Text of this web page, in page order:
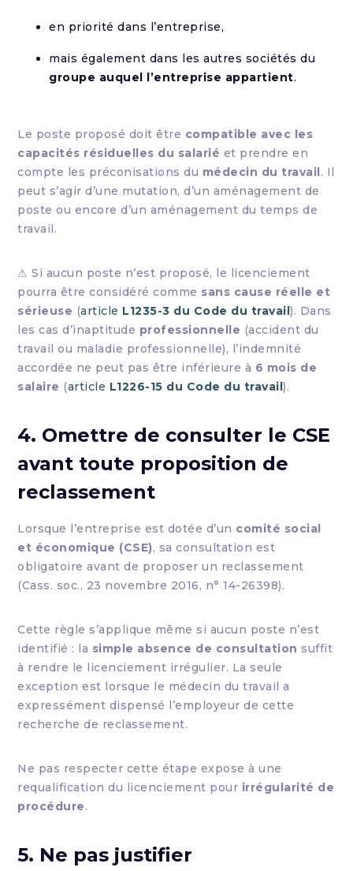
en priorité dans l’entreprise,
mais également dans les autres sociétés du
groupe auquel l’entreprise appartient.
Le poste proposé doit être compatible avec les
capacités résiduelles du salarié et prendre en
compte les préconisations du médecin du travail. Il
peut s’agir d’une mutation, d’un aménagement de
poste ou encore d’un aménagement du temps de
travail.
⚠ Si aucun poste n’est proposé, le licenciement
pourra être considéré comme sans cause réelle et
sérieuse (article L1235-3 du Code du travail). Dans
les cas d’inaptitude professionnelle (accident du
travail ou maladie professionnelle), l’indemnité
accordée ne peut pas être inférieure à 6 mois de
salaire (article L1226-15 du Code du travail).
4. Omettre de consulter le CSE
avant toute proposition de
reclassement
Lorsque l’entreprise est dotée d’un comité social
et économique (CSE), sa consultation est
obligatoire avant de proposer un reclassement
(Cass. soc., 23 novembre 2016, n° 14-26398).
Cette règle s’applique même si aucun poste n’est
identifié : la simple absence de consultation suffit
à rendre le licenciement irrégulier. La seule
exception est lorsque le médecin du travail a
expressément dispensé l’employeur de cette
recherche de reclassement.
Ne pas respecter cette étape expose à une
requalification du licenciement pour irrégularité de
procédure.
5. Ne pas justifier